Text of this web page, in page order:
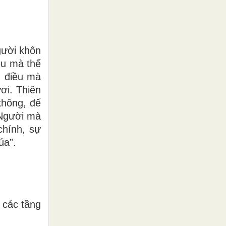
khôn
mà thế
điều mà
Thiên
để
mà
sự
tầng